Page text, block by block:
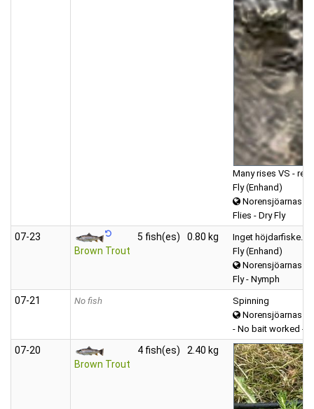
Many rises VS -
Fly (Enhand)
Norensjöarnas
Flies - Dry Fly
07‑23
Brown Trout
5 fish(es) 0.80 kg
Inget höjdarfiske.
Fly (Enhand)
Norensjöarnas
Fly - Nymph
07‑21 No fish
Spinning
Norensjöarnas
- No bait worked -
07‑20
Brown Trout
4 fish(es) 2.40 kg